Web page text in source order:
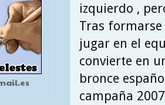
izquierdo ,
Tras formarse
jugar en el
convierte en
bronce
campaña